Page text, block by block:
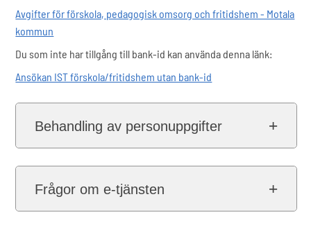
Avgifter för förskola, pedagogisk omsorg och fritidshem - Motala
kommun
Du som inte har tillgång till bank-id kan använda denna länk:
Ansökan IST förskola/fritidshem utan bank-id
Behandling av personuppgifter
Frågor om e-tjänsten